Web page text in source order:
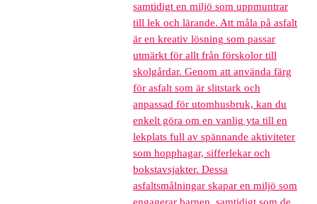
samtidigt en miljö som uppmuntrar
till lek och lärande. Att måla på asfalt
är en kreativ lösning som passar
utmärkt för allt från förskolor till
skolgårdar. Genom att använda färg
för asfalt som är slitstark och
anpassad för utomhusbruk, kan du
enkelt göra om en vanlig yta till en
lekplats full av spännande aktiviteter
som hopphagar, sifferlekar och
bokstavsjakter. Dessa
asfaltsmålningar skapar en miljö som